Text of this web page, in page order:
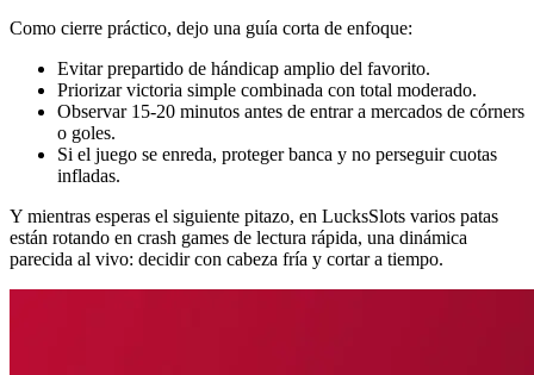
Como cierre práctico, dejo una guía corta de enfoque:
Evitar prepartido de hándicap amplio del favorito.
Priorizar victoria simple combinada con total moderado.
Observar 15-20 minutos antes de entrar a mercados de córners
o goles.
Si el juego se enreda, proteger banca y no perseguir cuotas
infladas.
Y mientras esperas el siguiente pitazo, en LucksSlots varios patas
están rotando en crash games de lectura rápida, una dinámica
parecida al vivo: decidir con cabeza fría y cortar a tiempo.